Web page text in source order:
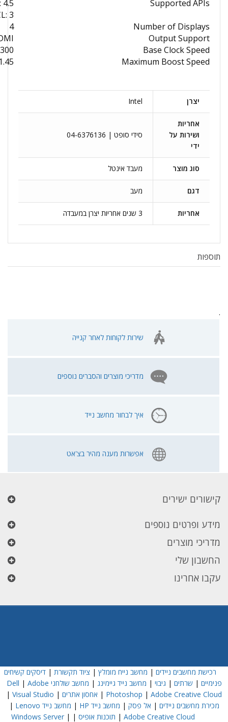
Supported APIs
4.5
3
Number of Displays
4
Output Support
Base Clock Speed
300 MHz
Maximum Boost Speed
GHz
יצרן Intel
אחריות
ושירות על
ידי
סידי סופט | 04-6376136
סוג מוצר מעבד אינטל
דגם מעב
אחריות 3 שנים אחריות יצרן במעבדה
תוספות
.
שירות לקוחות לאחר קנייה
מדריכי מוצרים והסברים נוספים
איך לבחור מחשב נייד
אפשרות מענה מהיר בצ'אט
קישורים ישירים
מידע ופרטים נוספים
מדריכי מוצרים
החשבון שלי
עקבו אחרינו
רכישת מחשבים ניידים | מחשב נייח מומלץ | ציוד תקשורת |דיסקים קשיחים
פנימיים | שרתים | גיבוי | מחשב נייד גיימינג | מחשב שולחני Dell | Adobe
Photoshop | Adobe Creative Cloud
| אחסון אתרים |
Visual Studio
|
מכירת מחשבים ניידים | אל פסק | מחשב נייד HP | מחשב נייד Lenovo
|
Adobe Creative Cloud
| תוכנות אופיס |
Windows Server|